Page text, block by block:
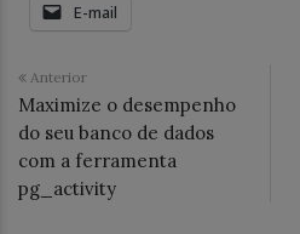
E-mail
Anterior
Maximize o desempenho
do seu banco de dados
com a ferramenta
pg_activity